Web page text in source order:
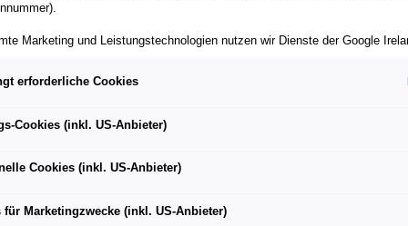
City E-Prix mit Höhen und Tiefen geht das TAG Heuer
in der ABB FIA Formel-E-Meisterschaft 2019/2020
der ersten Pole Position für Porsche im rein-elektrischen
E-Prix reist das Team optimistisch zum Marrakesh E-Prix.
Marketing und Leistungstechnologien nutzen wir Dienste der Google
Datenschutzniveau; staatliche Zugriffe und eingeschränkte
können nicht ausgeschlossen werden. Die Übermittlung
einen personalisierten Link auf unsere Website gelangen und Marketing
von dem Ihnen zugeordneten Händler bzw. im Falle eines Porsche
der jeweiligen Kampagne.
erforderliche Cookies
Cookies (inkl. US-Anbieter)
Cookies (inkl. US-Anbieter)
für Marketingzwecke (inkl. US-Anbieter)